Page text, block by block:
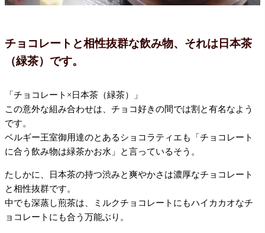
チョコレートと相性抜群な飲み物、 それは日本茶
（緑茶）です。
「チョコレート×日本茶（緑茶）」
この意外な組み合わせは、チョコ好きの間では割と有名なよう
です。
ベルギー王室御用達のとあるショコラティエも「チョコレート
に合う飲み物は緑茶かお水」と言っているそう。
たしかに、日本茶の持つ渋みと爽やかさは濃厚なチョコレート
と相性抜群です。
中でも深蒸し煎茶は、ミルクチョコレートにもハイカカオなチ
ョコレートにも合う万能ぶり。